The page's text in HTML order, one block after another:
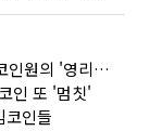
700억 절감·경영권 유지…코인원의 '영리한 딜'
인 또 '멈칫'
인들